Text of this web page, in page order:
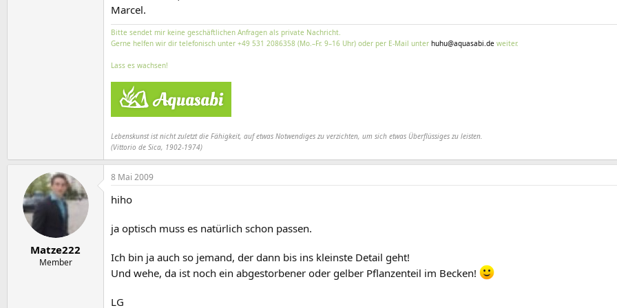
Marcel.
Bitte sendet mir keine geschäftlichen Anfragen als private Nachricht.
Gerne helfen wir dir telefonisch unter +49 531 2086358 (Mo.–Fr. 9–16 Uhr) oder per E-Mail unter huhu@aquasabi.de weiter.
Lass es wachsen!
Lebenskunst ist nicht zuletzt die Fähigkeit, auf etwas Notwendiges zu verzichten, um sich etwas Überflüssiges zu leisten.
(Vittorio de Sica, 1902-1974)
Matze222
Member
8 Mai 2009
hiho
ja optisch muss es natürlich schon passen.
Ich bin ja auch so jemand, der dann bis ins kleinste Detail geht!
Und wehe, da ist noch ein abgestorbener oder gelber Pflanzenteil im Becken!
LG